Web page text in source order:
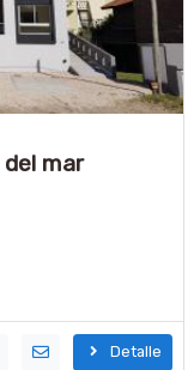
mar
Detalle